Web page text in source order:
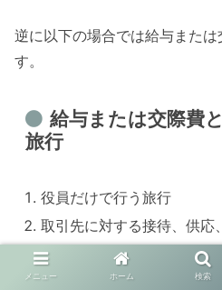
逆に以下の場合では給与また
す。
給与または交際費
旅行
役員だけで行う旅行
取引先に対する接待、供応
実質的に私的旅行と認めら
金銭との選択が可能な旅行
メニュー ホーム 検索